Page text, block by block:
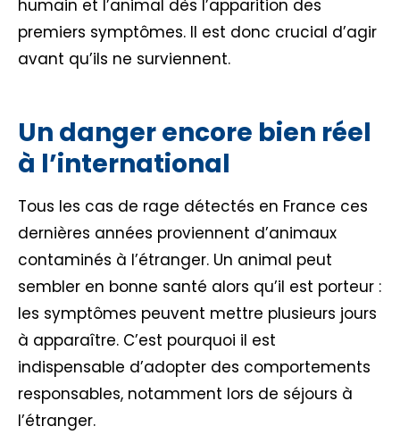
humain et l’animal dès l’apparition des
premiers symptômes. Il est donc crucial d’agir
avant qu’ils ne surviennent.
Un danger encore bien réel
à l’international
Tous les cas de rage détectés en France ces
dernières années proviennent d’animaux
contaminés à l’étranger. Un animal peut
sembler en bonne santé alors qu’il est porteur :
les symptômes peuvent mettre plusieurs jours
à apparaître. C’est pourquoi il est
indispensable d’adopter des comportements
responsables, notamment lors de séjours à
l’étranger.